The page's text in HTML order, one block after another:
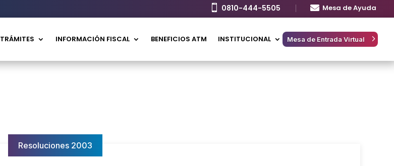
 0810-444-5505  Mesa de Ayuda
TRÁMITES INFORMACIÓN FISCAL BENEFICIOS ATM INSTITUCIONAL Mesa de Entrada Virtual
Resoluciones 2003